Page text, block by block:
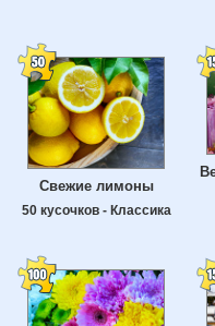
Свежие лимоны
50 кусочков - Классика